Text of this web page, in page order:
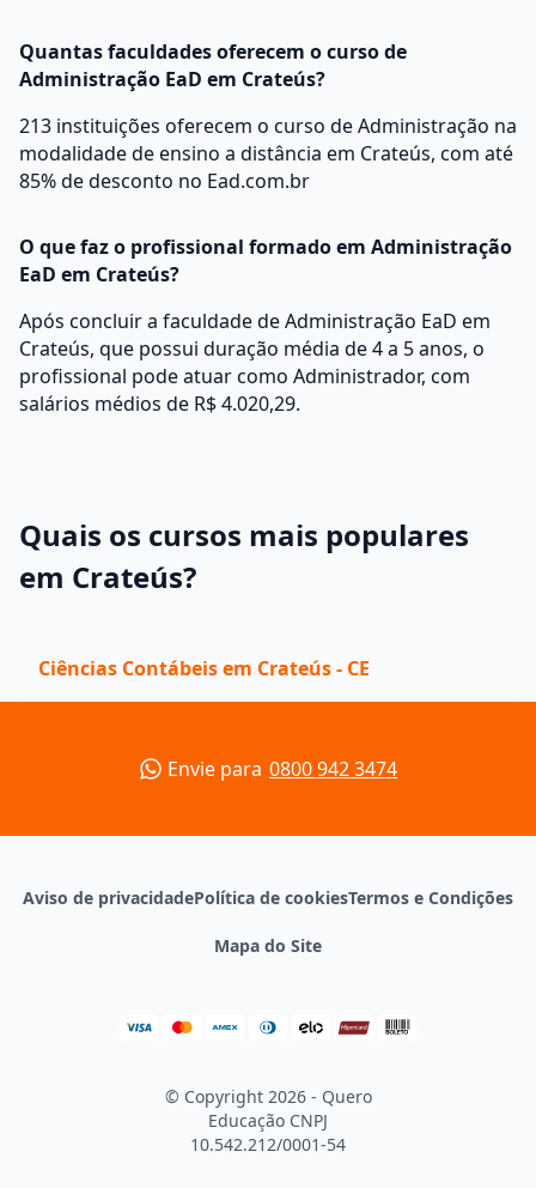
Quantas faculdades oferecem o curso de
Administração EaD em Crateús?
213 instituições oferecem o curso de Administração na
modalidade de ensino a distância em Crateús, com até
85% de desconto no Ead.com.br
O que faz o profissional formado em Administração
EaD em Crateús?
Após concluir a faculdade de Administração EaD em
Crateús, que possui duração média de 4 a 5 anos, o
profissional pode atuar como Administrador, com
salários médios de R$ 4.020,29.
Quais os cursos mais populares
em Crateús?
Ciências Contábeis em Crateús - CE
Envie para 0800 942 3474
Aviso de privacidadePolítica de cookiesTermos e Condições
Mapa do Site
© Copyright 2026 - Quero
Educação CNPJ
10.542.212/0001-54